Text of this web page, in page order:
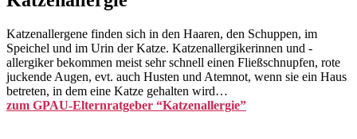
Katzenallergene finden sich in den Haaren, den Schuppen, im
Speichel und im Urin der Katze. Katzenallergikerinnen und -
allergiker bekommen meist sehr schnell einen Fließschnupfen, rote
juckende Augen, evt. auch Husten und Atemnot, wenn sie ein Haus
betreten, in dem eine Katze gehalten wird…
zum GPAU-Elternratgeber “Katzenallergie”